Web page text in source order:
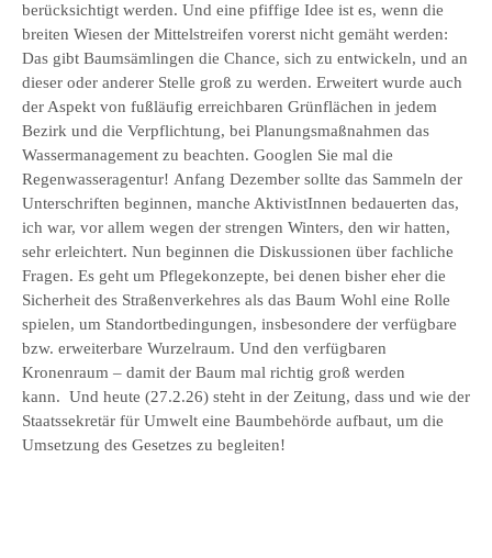
berücksichtigt werden. Und eine pfiffige Idee ist es, wenn die
breiten Wiesen der Mittelstreifen vorerst nicht gemäht werden:
Das gibt Baumsämlingen die Chance, sich zu entwickeln, und an
dieser oder anderer Stelle groß zu werden. Erweitert wurde auch
der Aspekt von fußläufig erreichbaren Grünflächen in jedem
Bezirk und die Verpflichtung, bei Planungsmaßnahmen das
Wassermanagement zu beachten. Googlen Sie mal die
Regenwasseragentur! Anfang Dezember sollte das Sammeln der
Unterschriften beginnen, manche AktivistInnen bedauerten das,
ich war, vor allem wegen der strengen Winters, den wir hatten,
sehr erleichtert. Nun beginnen die Diskussionen über fachliche
Fragen. Es geht um Pflegekonzepte, bei denen bisher eher die
Sicherheit des Straßenverkehres als das Baum Wohl eine Rolle
spielen, um Standortbedingungen, insbesondere der verfügbare
bzw. erweiterbare Wurzelraum. Und den verfügbaren
Kronenraum – damit der Baum mal richtig groß werden
kann. Und heute (27.2.26) steht in der Zeitung, dass und wie der
Staatssekretär für Umwelt eine Baumbehörde aufbaut, um die
Umsetzung des Gesetzes zu begleiten!